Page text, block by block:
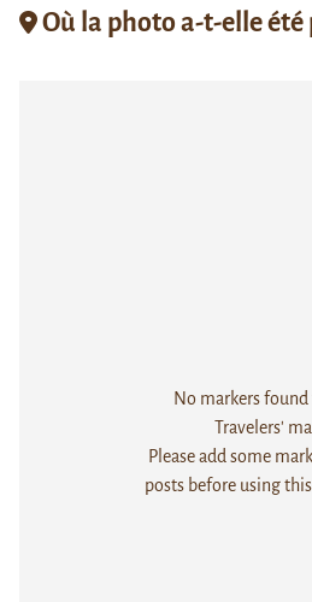
Où la photo a-t-elle été
No markers
Travelers'
Please add some
posts before using